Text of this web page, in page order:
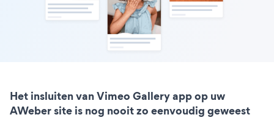
Het insluiten van Vimeo Gallery app op uw
AWeber site is nog nooit zo eenvoudig geweest